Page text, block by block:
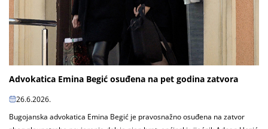
Advokatica Emina Begić osuđena na pet godina zatvora
26.6.2026.
Bugojanska advokatica Emina Begić je pravosnažno osuđena na zatvor